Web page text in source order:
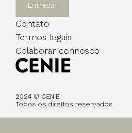
Entregar
Contato
Termos legais
Colaborar connosco
2024 © CENIE
Todos os direitos reservados